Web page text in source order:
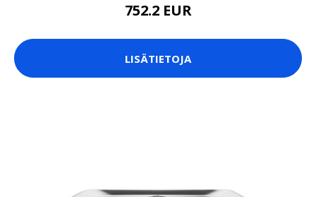
752.2 EUR
LISÄTIETOJA